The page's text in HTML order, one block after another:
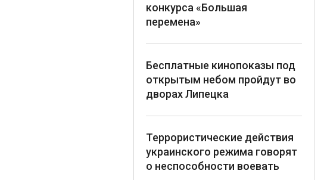
конкурса «Большая
перемена»
Бесплатные кинопоказы под
открытым небом пройдут во
дворах Липецка
Террористические действия
украинского режима говорят
о неспособности воевать